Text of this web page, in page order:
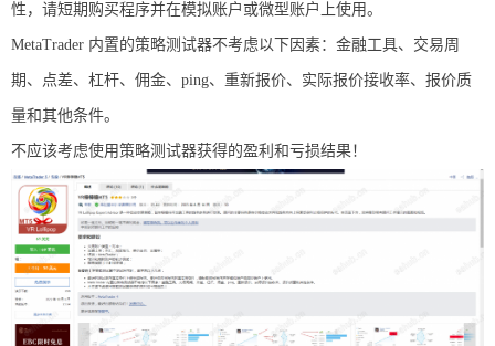
性，请短期购买程序并在模拟账户或微型账户上使用。
MetaTrader 内置的策略测试器不考虑以下因素：金融工具、交易周
期、点差、杠杆、佣金、ping、重新报价、实际报价接收率、报价质
量和其他条件。
不应该考虑使用策略测试器获得的盈利和亏损结果！